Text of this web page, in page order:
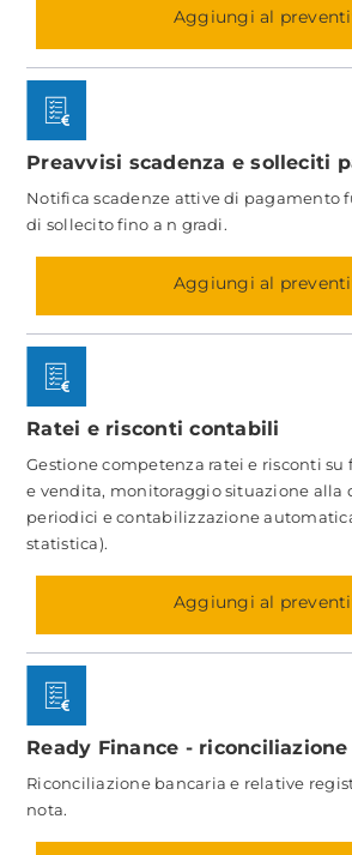
Aggiungi al
Preavvisi scadenza e solleciti
Notifica scadenze attive di pagamento
di sollecito fino a n gradi.
Aggiungi al
Ratei e risconti contabili
Gestione competenza ratei e risconti
e vendita, monitoraggio situazione alla
periodici e contabilizzazione
statistica).
Aggiungi al
Ready Finance - riconciliazione
Riconciliazione bancaria e relative
nota.